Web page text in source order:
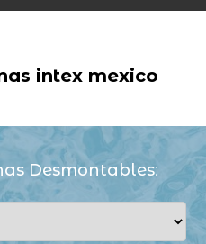
intex mexico
Desmontables: